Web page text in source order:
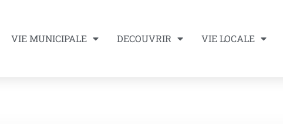
VIE MUNICIPALE DECOUVRIR VIE LOCALE